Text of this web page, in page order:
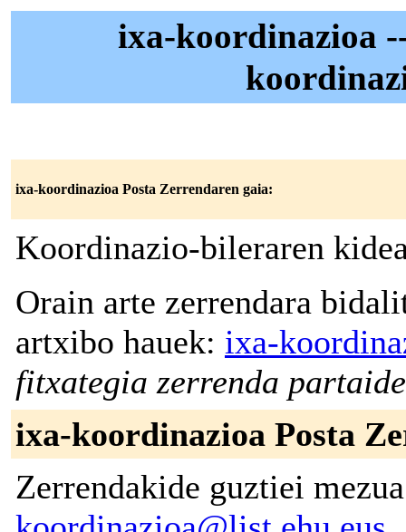
ixa-koordinazioa
ixa-koordinazioa Posta Zerrendaren gaia:
Koordinazio-bileraren
Orain arte zerrendara
artxibo hauek: ixa-
fitxategia zerrenda
ixa-koordinazioa Posta
Zerrendakide guztiei